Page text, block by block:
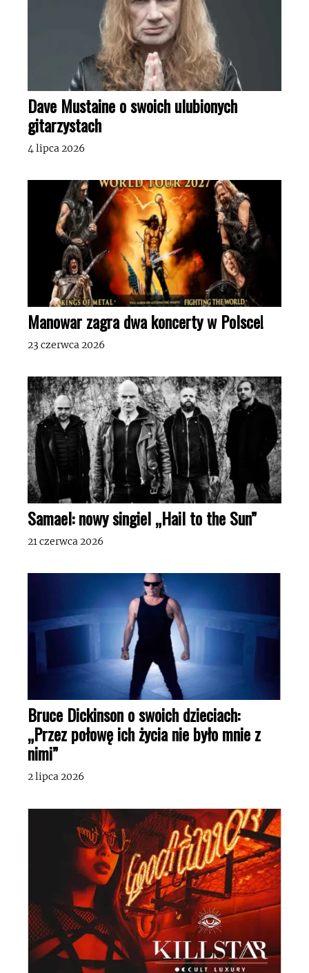
Dave Mustaine o swoich ulubionych
gitarzystach
4 lipca 2026
Manowar zagra dwa koncerty w Polsce!
23 czerwca 2026
Samael: nowy singiel „Hail to the Sun”
21 czerwca 2026
Bruce Dickinson o swoich dzieciach:
„Przez połowę ich życia nie było mnie z
nimi”
2 lipca 2026